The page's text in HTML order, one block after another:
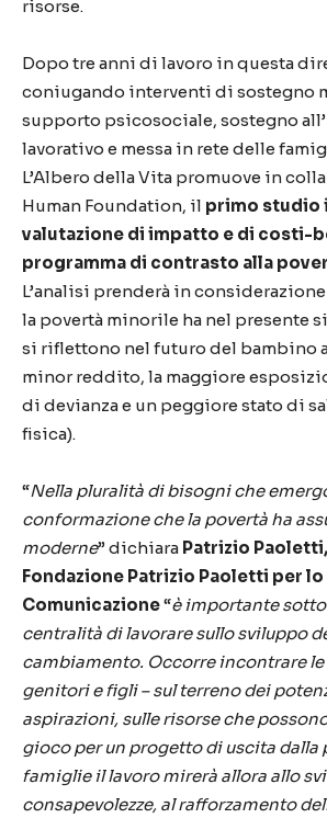
risorse.
Dopo tre anni di lavoro in questa
coniugando interventi di sostegno
supporto psicosociale, sostegno
lavorativo e messa in rete delle
L’Albero della Vita promuove in
Human Foundation, il primo studio
valutazione di impatto e di costi-
programma di contrasto alla
L’analisi prenderà in
la povertà minorile ha nel presente
si riflettono nel futuro del bambino
minor reddito, la maggiore
di devianza e un peggiore stato di
fisica).
“Nella pluralità di bisogni che
conformazione che la povertà ha
moderne” dichiara Patrizio Paoletti,
Fondazione Patrizio Paoletti per
Comunicazione“è importante
centralità di lavorare sullo sviluppo
cambiamento. Occorre incontrare
genitori e figli – sul terreno dei
aspirazioni, sulle risorse che
gioco per un progetto di uscita dalla
famiglie il lavoro mirerà allora allo
consapevolezze, al rafforzamento